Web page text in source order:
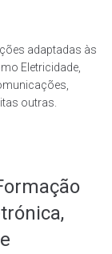
adaptadas às
Eletricidade,
outras.